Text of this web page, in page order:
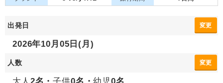
出発日 変更
2026年10月05日(月)
人数 変更